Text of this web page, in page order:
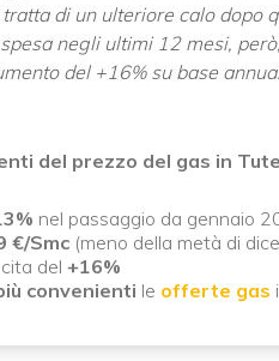
tratta di un ulteriore calo dopo
negli ultimi 12 mesi,
del +16% su base
del prezzo del gas in
nel passaggio da gennaio
€/Smc (meno della metà di
del +16%
convenienti le offerte gas